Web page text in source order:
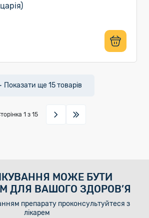
Показати ще15товарів
1 з 15
МОЖЕ БУТИ
ДЛЯ ВАШОГО ЗДОРОВ’Я
препарату проконсультуйтеся з
лікарем